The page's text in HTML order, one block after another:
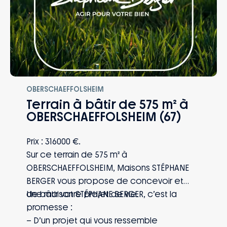
OBERSCHAEFFOLSHEIM
Terrain à bâtir de 575 m² à
OBERSCHAEFFOLSHEIM (67)
Prix : 316000 €.
Sur ce terrain de 575 m² à
OBERSCHAEFFOLSHEIM, Maisons STÉPHANE
BERGER vous propose de concevoir et
de bâtir votre projet de vie.
Une maison STÉPHANE BERGER, c’est la
promesse :
– D’un projet qui vous ressemble